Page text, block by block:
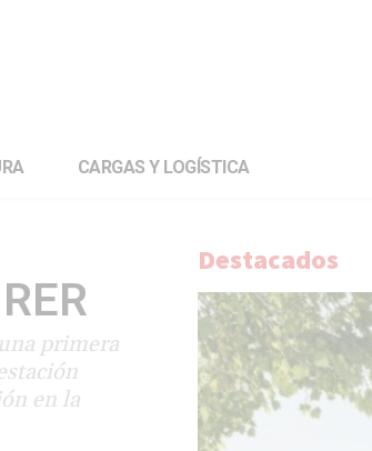
CARGAS Y LOGÍSTICA
primera
en la
Destacados